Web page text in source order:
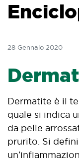
28 Gennaio 2020
Dermatite è il
quale si indica
da pelle
prurito. Si